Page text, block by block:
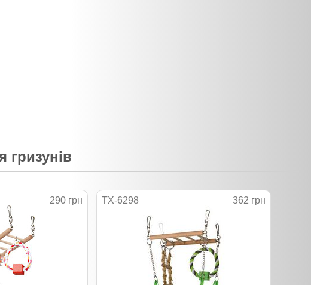
гризунів
290 грн TX-6298 362 грн